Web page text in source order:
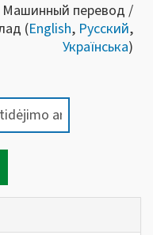
Машинный перевод /
(English, Русский,
Українська)